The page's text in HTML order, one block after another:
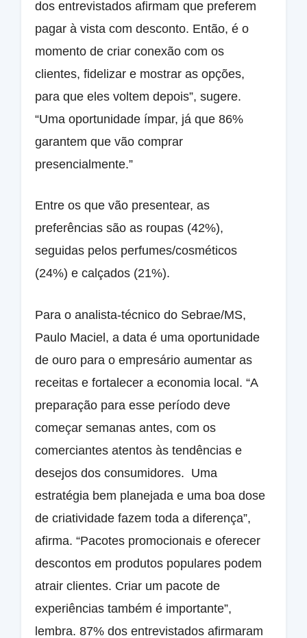
dos entrevistados afirmam que preferem
pagar à vista com desconto. Então, é o
momento de criar conexão com os
clientes, fidelizar e mostrar as opções,
para que eles voltem depois”, sugere.
“Uma oportunidade ímpar, já que 86%
garantem que vão comprar
presencialmente.”
Entre os que vão presentear, as
preferências são as roupas (42%),
seguidas pelos perfumes/cosméticos
(24%) e calçados (21%).
Para o analista-técnico do Sebrae/MS,
Paulo Maciel, a data é uma oportunidade
de ouro para o empresário aumentar as
receitas e fortalecer a economia local. “A
preparação para esse período deve
começar semanas antes, com os
comerciantes atentos às tendências e
desejos dos consumidores. Uma
estratégia bem planejada e uma boa dose
de criatividade fazem toda a diferença”,
afirma. “Pacotes promocionais e oferecer
descontos em produtos populares podem
atrair clientes. Criar um pacote de
experiências também é importante”,
lembra. 87% dos entrevistados afirmaram